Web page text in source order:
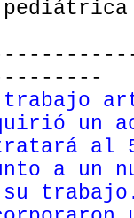
un
al
a un
su